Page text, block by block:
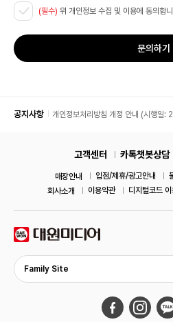
(필수) 위 개인정보 수집 및 이용에 동의합
문의하기
공지사항
개인정보처리방침 개정 안내 (시행일
고객센터 카톡챗봇상담
매장안내 입점/제휴/광고안내
회사소개
이용약관 디지털코드
Family Site